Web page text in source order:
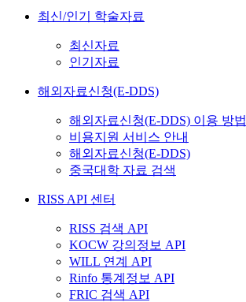
최신/인기 학술자료
최신자료
인기자료
해외자료신청(E-DDS)
해외자료신청(E-DDS) 이용 방법
비용지원 서비스 안내
해외자료신청(E-DDS)
중국대학 자료 검색
RISS API 센터
RISS 검색 API
KOCW 강의정보 API
WILL 연계 API
Rinfo 통계정보 API
FRIC 검색 API